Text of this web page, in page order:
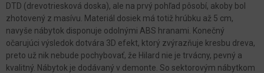
DTD (drevotriesková doska), ale na prvý pohľad pôsobí, akoby bol
zhotovený z masívu. Materiál dosiek má totiž hrúbku až 5 cm,
navyše nábytok disponuje odolnými ABS hranami. Konečný
očarujúci výsledok dotvára 3D efekt, ktorý zvýrazňuje kresbu dreva,
preto už nik nebude pochybovať, že Hilard nie je trvácny, pevný a
kvalitný. Nábytok je dodávaný v demonte. So sektorovým nábytkom